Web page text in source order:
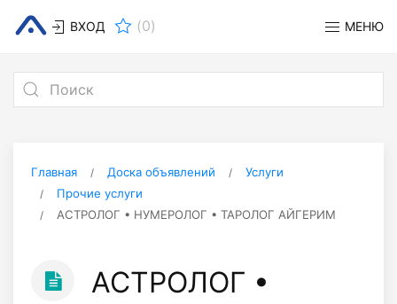
ВХОД (0) МЕНЮ
Главная Доска объявлений
Услуги
Прочие услуги
АСТРОЛОГ • НУМЕРОЛОГ • ТАРОЛОГ АЙГЕРИМ
АСТРОЛОГ •